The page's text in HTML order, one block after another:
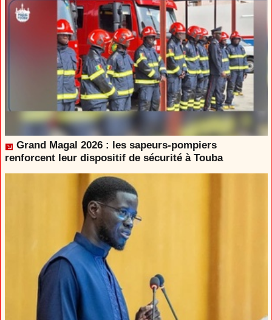
Grand Magal 2026 : les sapeurs-pompiers
renforcent leur dispositif de sécurité à Touba